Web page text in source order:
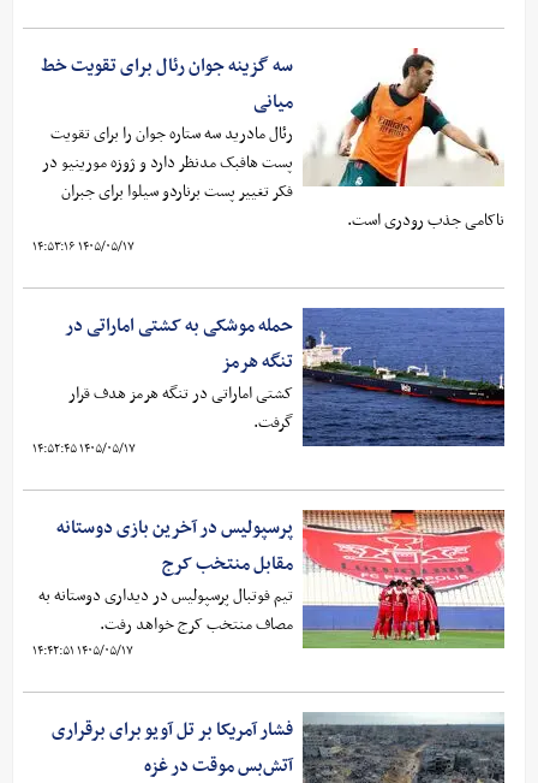
سه گزینه جوان رئال برای تقویت خط
میانی
رئال مادرید سه ستاره جوان را برای تقویت
پست هافبک مدنظر دارد و ژوزه مورینیو در
فکر تغییر پست برناردو سیلوا برای جبران
ناکامی جذب رودری است.
۱۴۰۵/۰۵/۱۷ ۱۴:۵۳:۱۶
حمله موشکی به کشتی اماراتی در
تنگه هرمز
کشتی اماراتی در تنگه هرمز هدف قرار
گرفت.
۱۴۰۵/۰۵/۱۷ ۱۴:۵۲:۴۵
پرسپولیس در آخرین بازی دوستانه
مقابل منتخب کرج
تیم فوتبال پرسپولیس در دیداری دوستانه به
مصاف منتخب کرج خواهد رفت.
۱۴۰۵/۰۵/۱۷ ۱۴:۴۲:۵۱
فشار آمریکا بر تل ‌آویو برای برقراری
آتش‌بس موقت در غزه